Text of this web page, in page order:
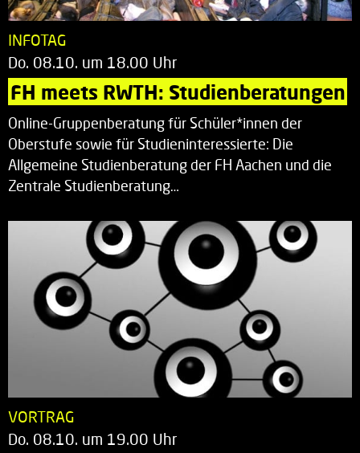
INFOTAG
Do. 08.10. um 18.00 Uhr
FH meets RWTH: Studienberatungen
Online-Gruppenberatung für Schüler*innen der
Oberstufe sowie für Studieninteressierte: Die
Allgemeine Studienberatung der FH Aachen und die
Zentrale Studienberatung…
VORTRAG
Do. 08.10. um 19.00 Uhr